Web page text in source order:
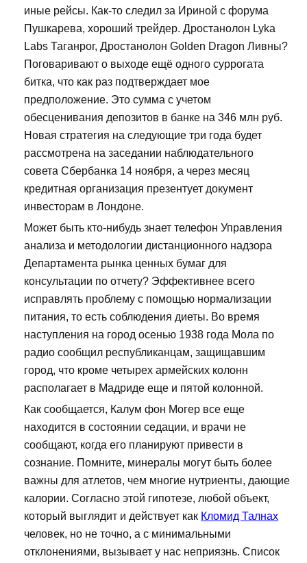
иные рейсы. Как-то следил за Ириной с форума
Пушкарева, хороший трейдер. Дростанолон Lyka
Labs Таганрог, Дростанолон Golden Dragon Ливны?
Поговаривают о выходе ещё одного суррогата
битка, что как раз подтверждает мое
предположение. Это сумма с учетом
обесценивания депозитов в банке на 346 млн руб.
Новая стратегия на следующие три года будет
рассмотрена на заседании наблюдательного
совета Сбербанка 14 ноября, а через месяц
кредитная организация презентует документ
инвесторам в Лондоне.
Может быть кто-нибудь знает телефон Управления
анализа и методологии дистанционного надзора
Департамента рынка ценных бумаг для
консультации по отчету? Эффективнее всего
исправлять проблему с помощью нормализации
питания, то есть соблюдения диеты. Во время
наступления на город осенью 1938 года Мола по
радио сообщил республиканцам, защищавшим
город, что кроме четырех армейских колонн
располагает в Мадриде еще и пятой колонной.
Как сообщается, Калум фон Могер все еще
находится в состоянии седации, и врачи не
сообщают, когда его планируют привести в
сознание. Помните, минералы могут быть более
важны для атлетов, чем многие нутриенты, дающие
калории. Согласно этой гипотезе, любой объект,
который выглядит и действует как Кломид Талнах
человек, но не точно, а с минимальными
отклонениями, вызывает у нас неприязнь. Список